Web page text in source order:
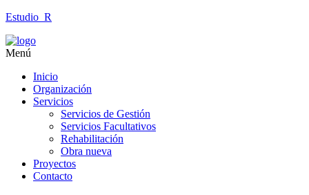
Estudio_R
Menú
Inicio
Organización
Servicios
Servicios de Gestión
Servicios Facultativos
Rehabilitación
Obra nueva
Proyectos
Contacto